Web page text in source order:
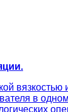
вязкостью
в